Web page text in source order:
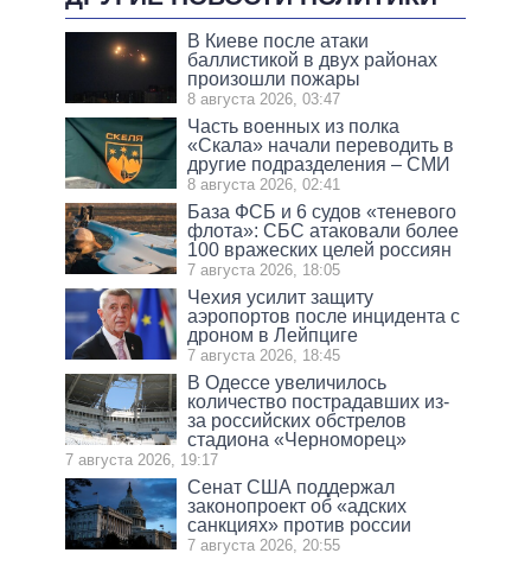
В Киеве после атаки
баллистикой в двух районах
произошли пожары
8 августа 2026, 03:47
Часть военных из полка
«Скала» начали переводить в
другие подразделения – СМИ
8 августа 2026, 02:41
База ФСБ и 6 судов «теневого
флота»: СБС атаковали более
100 вражеских целей россиян
7 августа 2026, 18:05
Чехия усилит защиту
аэропортов после инцидента с
дроном в Лейпциге
7 августа 2026, 18:45
В Одессе увеличилось
количество пострадавших из-
за российских обстрелов
стадиона «Черноморец»
7 августа 2026, 19:17
Сенат США поддержал
законопроект об «адских
санкциях» против россии
7 августа 2026, 20:55